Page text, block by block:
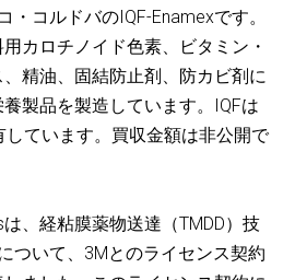
・コルドバのIQF-Enamexです。
カロチノイド色素、ビタミン・
精油、固結防止剤、防カビ剤に
製品を製造しています。IQFは
ています。買収金額は非公開で
、経粘膜薬物送達（TMDD）技
ついて、3Mとのライセンス契約